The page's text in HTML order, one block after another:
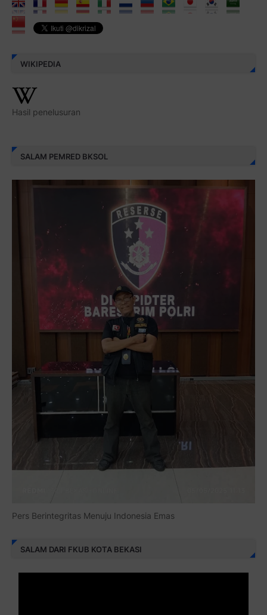
WIKIPEDIA
Hasil penelusuran
SALAM PEMRED BKSOL
Pers Berintegritas Menuju Indonesia Emas
SALAM DARI FKUB KOTA BEKASI